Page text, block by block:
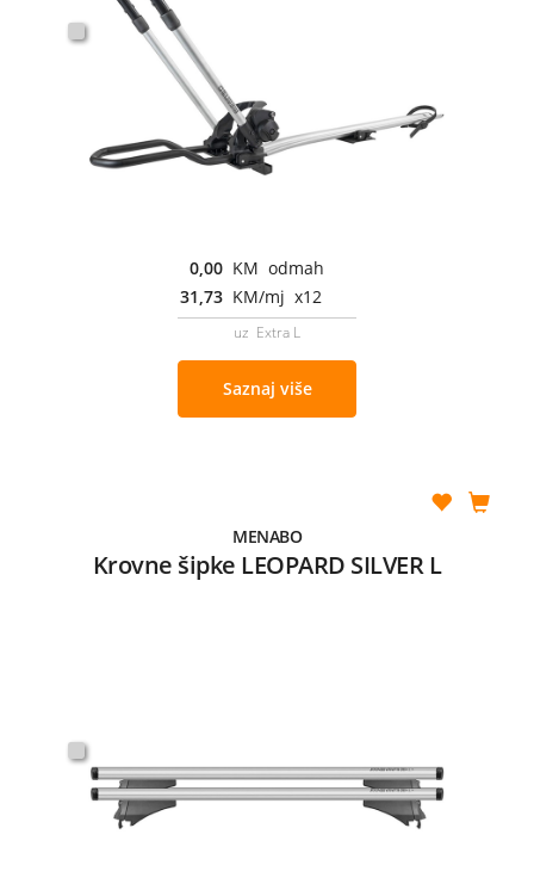
0,00 KM odmah
31,73 KM/mj x12
uz Extra L
Saznaj više
MENABO
Krovne šipke LEOPARD SILVER L